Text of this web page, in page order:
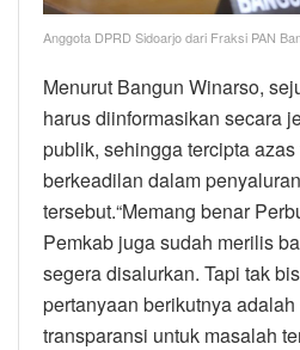
Anggota DPRD Sidoarjo dari Fraksi PAN
Menurut Bangun Winarso,
harus diinformasikan secara
publik, sehingga tercipta
berkeadilan dalam
tersebut.“Memang benar
Pemkab juga sudah merilis
segera disalurkan. Tapi tak
pertanyaan berikutnya
transparansi untuk masalah